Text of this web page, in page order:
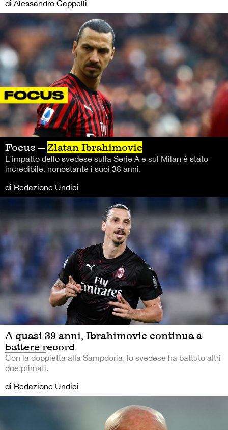
di Alessandro Cappelli
Focus —Zlatan Ibrahimovic
L'impatto dello svedese sulla Serie A e sul Milan è stato
incredibile, nonostante i suoi 38 anni.
di Redazione Undici
A quasi 39 anni, Ibrahimovic continua a
battere record
Con la doppietta alla Sampdoria, lo svedese ha battuto altri
due primati.
di Redazione Undici